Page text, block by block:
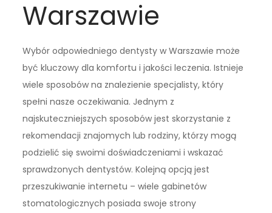
Warszawie
Wybór odpowiedniego dentysty w Warszawie może
być kluczowy dla komfortu i jakości leczenia. Istnieje
wiele sposobów na znalezienie specjalisty, który
spełni nasze oczekiwania. Jednym z
najskuteczniejszych sposobów jest skorzystanie z
rekomendacji znajomych lub rodziny, którzy mogą
podzielić się swoimi doświadczeniami i wskazać
sprawdzonych dentystów. Kolejną opcją jest
przeszukiwanie internetu – wiele gabinetów
stomatologicznych posiada swoje strony